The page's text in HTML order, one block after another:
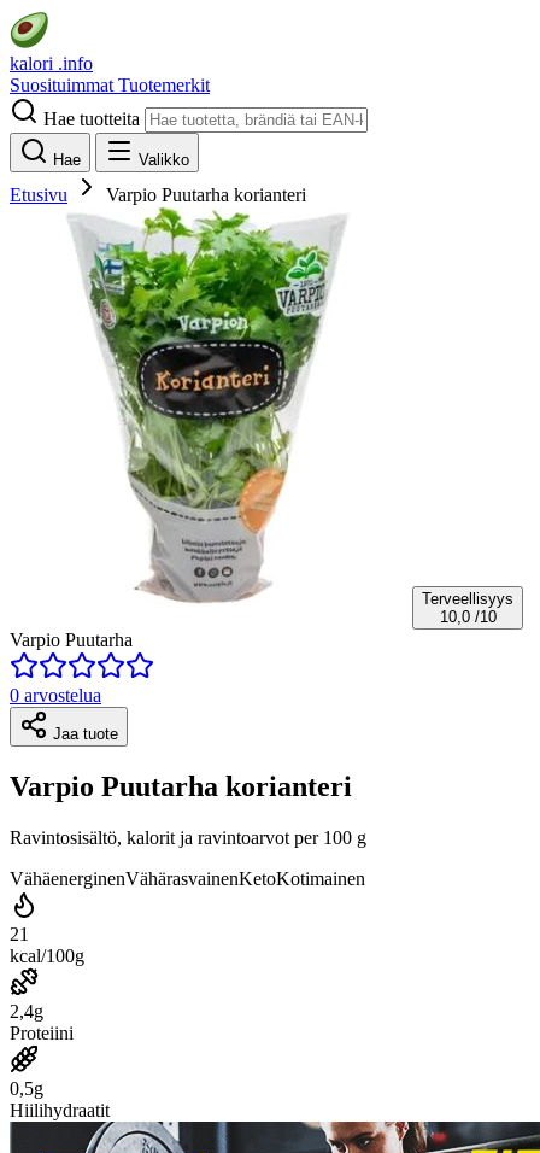
kalori .info
Suosituimmat Tuotemerkit
Hae tuotteita
Hae Valikko
Etusivu Varpio Puutarha korianteri
Terveellisyys
10,0 /10
Varpio Puutarha
0 arvostelua
Jaa tuote
Varpio Puutarha korianteri
Ravintosisältö, kalorit ja ravintoarvot per 100 g
VähäenerginenVähärasvainenKetoKotimainen
21
kcal/100g
2,4g
Proteiini
0,5g
Hiilihydraatit